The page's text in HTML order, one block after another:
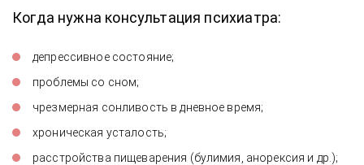
Когда нужна консультация психиатра:
депрессивное состояние;
проблемы со сном;
чрезмерная сонливость в дневное время;
хроническая усталость;
расстройства пищеварения (булимия, анорексия и др.);